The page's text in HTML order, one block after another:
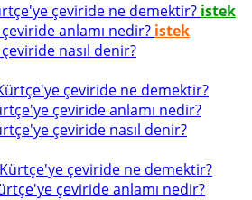
çeviride ne demektir? istek
anlamı nedir? istek
nasıl denir?
çeviride ne demektir?
çeviride anlamı nedir?
çeviride nasıl denir?
çeviride ne demektir?
çeviride anlamı nedir?